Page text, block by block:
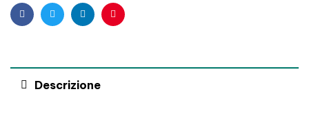
FacebookTwitterLinkedinPinterest
Descrizione